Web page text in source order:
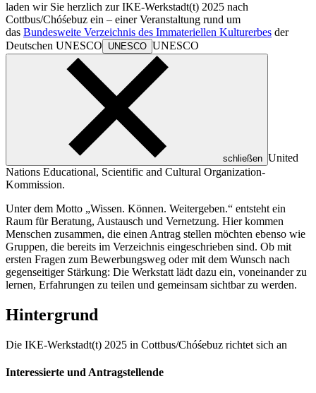
laden wir Sie herzlich zur IKE-Werkstadt(t) 2025 nach
Cottbus/Chóśebuz ein – einer Veranstaltung rund um
das Bundesweite Verzeichnis des Immateriellen Kulturerbes der
Deutschen UNESCO UNESCO UNESCO
schließen United
Nations Educational, Scientific and Cultural Organization-
Kommission.
Unter dem Motto „Wissen. Können. Weitergeben.“ entsteht ein
Raum für Beratung, Austausch und Vernetzung. Hier kommen
Menschen zusammen, die einen Antrag stellen möchten ebenso wie
Gruppen, die bereits im Verzeichnis eingeschrieben sind. Ob mit
ersten Fragen zum Bewerbungsweg oder mit dem Wunsch nach
gegenseitiger Stärkung: Die Werkstatt lädt dazu ein, voneinander zu
lernen, Erfahrungen zu teilen und gemeinsam sichtbar zu werden.
Hintergrund
Die IKE-Werkstadt(t) 2025 in Cottbus/Chóśebuz richtet sich an
Interessierte und Antragstellende